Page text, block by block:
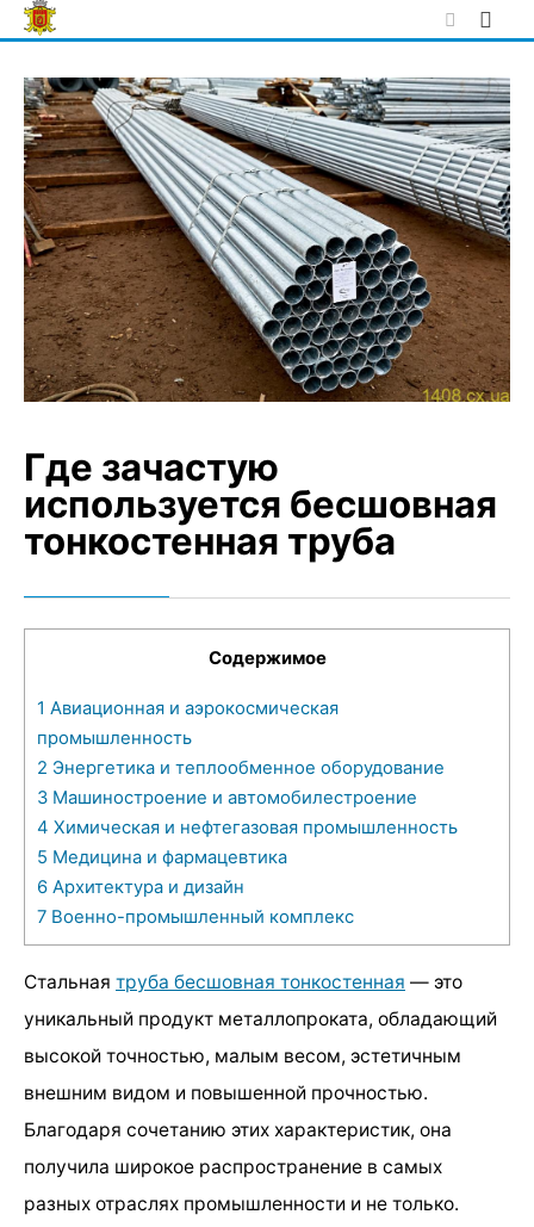
Skip
to
Где зачастую
используется бесшовная
тонкостенная труба
Содержимое
1 Авиационная и аэрокосмическая
промышленность
2 Энергетика и теплообменное оборудование
3 Машиностроение и автомобилестроение
4 Химическая и нефтегазовая промышленность
5 Медицина и фармацевтика
6 Архитектура и дизайн
7 Военно-промышленный комплекс
Стальная труба бесшовная тонкостенная — это
уникальный продукт металлопроката, обладающий
высокой точностью, малым весом, эстетичным
внешним видом и повышенной прочностью.
Благодаря сочетанию этих характеристик, она
получила широкое распространение в самых
разных отраслях промышленности и не только.